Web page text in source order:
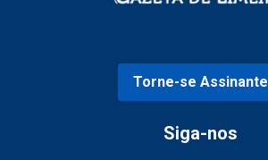
Torne-se Assinante
Siga-nos